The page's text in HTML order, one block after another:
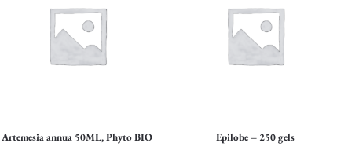
Artemesia annua 50ML, Phyto BIO Epilobe – 250 gels